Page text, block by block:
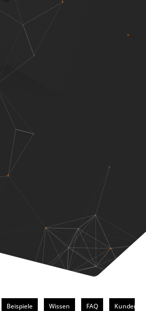
Beispiele Wissen FAQ Kunden